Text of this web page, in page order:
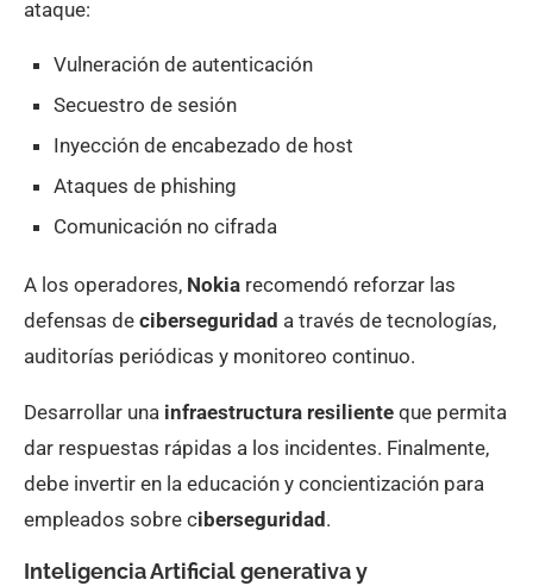
ataque:
Vulneración de autenticación
Secuestro de sesión
Inyección de encabezado de host
Ataques de phishing
Comunicación no cifrada
A los operadores, Nokia recomendó reforzar las
defensas de ciberseguridad a través de tecnologías,
auditorías periódicas y monitoreo continuo.
Desarrollar una infraestructura resiliente que permita
dar respuestas rápidas a los incidentes. Finalmente,
debe invertir en la educación y concientización para
empleados sobre ciberseguridad .
Inteligencia Artificial generativa y